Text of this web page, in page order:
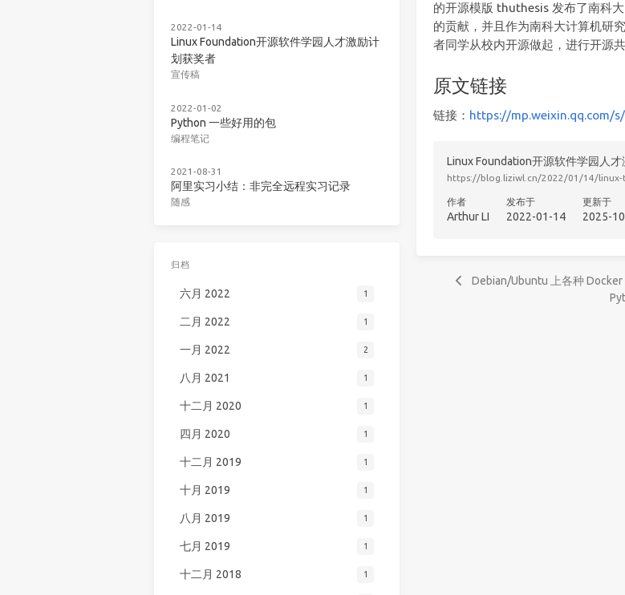
的开源模版 thuthesis 发布了南科
的贡献，并且作为南科大计算机研
者同学从校内开源做起，进行开源
原文链接
链接： https://mp.weixin.qq.com/
Linux Foundation开源软件学园人
https://blog.liziwl.cn/2022/01/14/
作者
Arthur LI
发布于
2022-01-14
更新于
2025-
Debian/Ubuntu 上各种
2022-01-14
Linux Foundation开源软件学园人才激励计
划获奖者
宣传稿
2022-01-02
Python 一些好用的包
编程笔记
2021-08-31
阿里实习小结：非完全远程实习记录
随感
归档
六月 2022 1
二月 2022 1
一月 2022 2
八月 2021 1
十二月 2020 1
四月 2020 1
十二月 2019 1
十月 2019 1
八月 2019 1
七月 2019 1
十二月 2018 1